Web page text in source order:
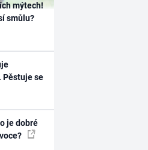
mýtech!
smůlu?
Pěstuje se
je dobré